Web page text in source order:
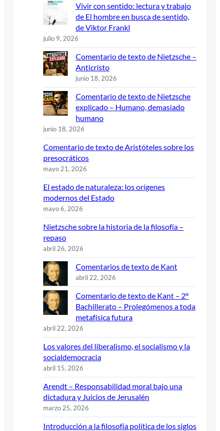
Vivir con sentido: lectura y trabajo
de El hombre en busca de sentido,
de Viktor Frankl
julio 9, 2026
Comentario de texto de Nietzsche –
Anticristo
junio 18, 2026
Comentario de texto de Nietzsche
explicado – Humano, demasiado
humano
junio 18, 2026
Comentario de texto de Aristóteles sobre los
presocráticos
mayo 21, 2026
El estado de naturaleza: los orígenes
modernos del Estado
mayo 6, 2026
Nietzsche sobre la historia de la filosofía –
repaso
abril 26, 2026
Comentarios de texto de Kant
abril 22, 2026
Comentario de texto de Kant – 2º
Bachillerato – Prolegómenos a toda
metafísica futura
abril 22, 2026
Los valores del liberalismo, el socialismo y la
socialdemocracia
abril 15, 2026
Arendt – Responsabilidad moral bajo una
dictadura y Juicios de Jerusalén
marzo 25, 2026
Introducción a la filosofía política de los siglos